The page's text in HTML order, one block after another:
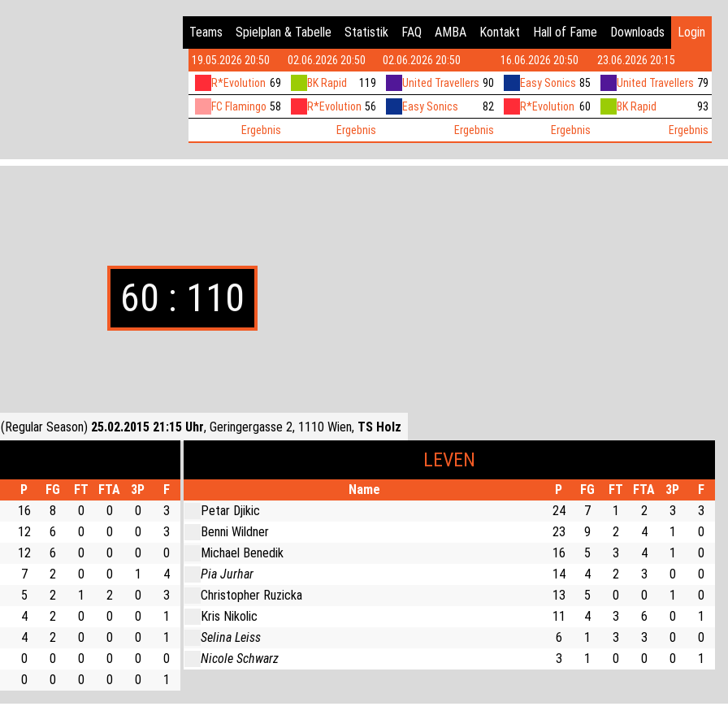
Teams
Spielplan & Tabelle Statistik FAQ AMBA Kontakt Hall of Fame Downloads Login
19.05.2026 20:50
R*Evolution 69
FC Flamingo 58
Ergebnis
02.06.2026 20:50
BK Rapid
119
R*Evolution 56
Ergebnis
02.06.2026 20:50
United Travellers 90
Easy Sonics
82
Ergebnis
16.06.2026 20:50
Easy Sonics 85
R*Evolution 60
Ergebnis
23.06.2026 20:15
United Travellers 79
BK Rapid
93
Ergebnis
60 : 110
Season) 25.02.2015 21:15 Uhr, Geringergasse 2, 1110 Wien, TS Holz
P FG FT FTA 3P
F
16 8 0 0 0
3
12 6 0 0 0
3
12 6 0 0 0
0
7 2 0 0 1
4
5 2 1 2 0
3
4 2 0 0 0
1
4 2 0 0 0
1
0 0 0 0 0
0
0 0 0 0 0 1
LEVEN
Name P FG FT FTA 3P
F
Petar Djikic
24 7 1 2 3
3
Benni Wildner
23 9 2 4 1
0
Michael Benedik
16 5 3 4 1
0
Pia Jurhar
14 4 2 3 0
0
Christopher Ruzicka
13 5 0 0 1
0
Kris Nikolic
11 4 3 6 0
1
Selina Leiss
6 1 3 3 0
0
Nicole Schwarz
3 1 0 0 0 1